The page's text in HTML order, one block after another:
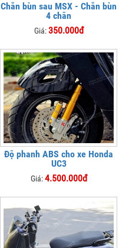
Chắn bùn sau MSX - Chắn bùn
4 chân
Giá:350.000đ
Độ phanh ABS cho xe Honda
UC3
Giá:4.500.000đ